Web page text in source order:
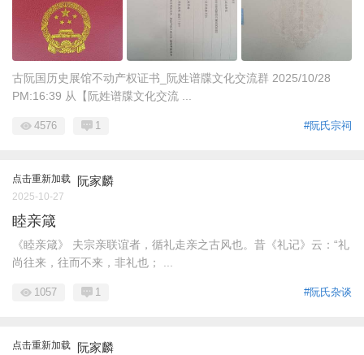
古阮国历史展馆不动产权证书_阮姓谱牒文化交流群 2025/10/28
PM:16:39 从【阮姓谱牒文化交流 ...
#阮氏宗祠
4576 1
点击重新加载 阮家麟
2025-10-27
睦亲箴
《睦亲箴》 夫宗亲联谊者，循礼走亲之古风也。昔《礼记》云：“礼
尚往来，往而不来，非礼也； ...
#阮氏杂谈
1057 1
点击重新加载 阮家麟